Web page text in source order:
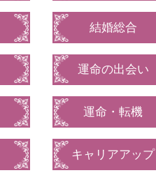
結婚総合
運命の出会い
運命・転機
キャリアアップ